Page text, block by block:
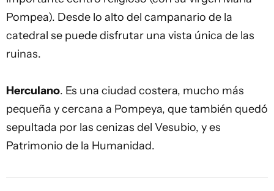
Pompea). Desde lo alto del campanario de la
catedral se puede disfrutar una vista única de las
ruinas.
Herculano. Es una ciudad costera, mucho más
pequeña y cercana a Pompeya, que también quedó
sepultada por las cenizas del Vesubio, y es
Patrimonio de la Humanidad.